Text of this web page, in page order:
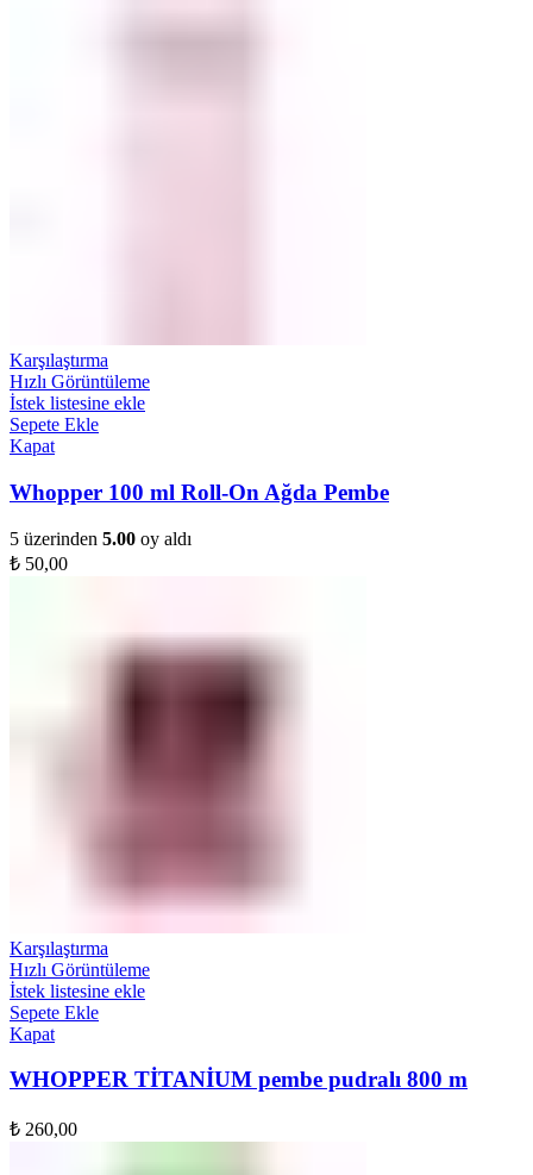
Karşılaştırma
Hızlı Görüntüleme
İstek listesine ekle
Sepete Ekle
Kapat
Whopper 100 ml Roll-On Ağda Pembe
5 üzerinden 5.00 oy aldı
₺ 50,00
Karşılaştırma
Hızlı Görüntüleme
İstek listesine ekle
Sepete Ekle
Kapat
WHOPPER TİTANİUM pembe pudralı 800 m
₺ 260,00